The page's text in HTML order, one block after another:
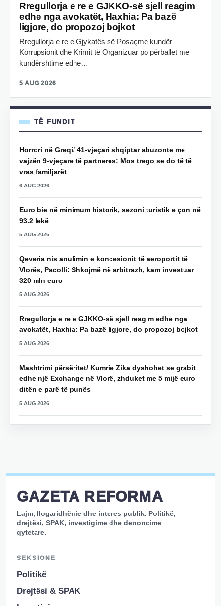
Rregullorja e re e GJKKO-së sjell reagim
edhe nga avokatët, Haxhia: Pa bazë
ligjore, do propozoj bojkot
Rregullorja e re e Gjykatës së Posaçme kundër
Korrupsionit dhe Krimit të Organizuar po përballet me
kundërshtime edhe…
5 AUG 2026
TË FUNDIT
Horrori në Greqi/ 41-vjeçari shqiptar abuzonte me
vajzën 9-vjeçare të partneres: Mos trego se do të të
vras familjarët
6 AUG 2026
Euro bie në minimum historik, sezoni turistik e çon në
93.2 lekë
5 AUG 2026
Qeveria nis anulimin e koncesionit të aeroportit të
Vlorës, Pacolli: Shkojmë në arbitrazh, kam investuar
320 mln euro
5 AUG 2026
Rregullorja e re e GJKKO-së sjell reagim edhe nga
avokatët, Haxhia: Pa bazë ligjore, do propozoj bojkot
5 AUG 2026
Mashtrimi përsëritet/ Kumrie Zika dyshohet se grabit
edhe një Exchange në Vlorë, zhduket me 5 mijë euro
ditën e parë të punës
5 AUG 2026
GAZETA REFORMA
Lajm, llogaridhënie dhe interes publik. Politikë,
drejtësi, SPAK, investigime dhe denoncime
qytetare.
SEKSIONE
Politikë
Drejtësi & SPAK